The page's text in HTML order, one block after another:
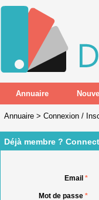
Annuaire
Annuaire > Connexion /
Déjà membre ?
Email *
Mot de passe *